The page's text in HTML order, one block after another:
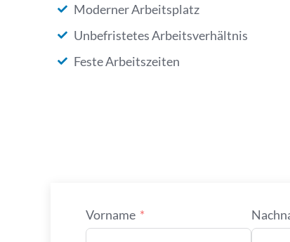
Moderner Arbeitsplatz
Unbefristetes Arbeitsverhältnis
Feste Arbeitszeiten
Vorname